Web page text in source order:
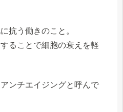
抗う働きのこと。
することで細胞の衰えを軽
ンチエイジングと呼んで